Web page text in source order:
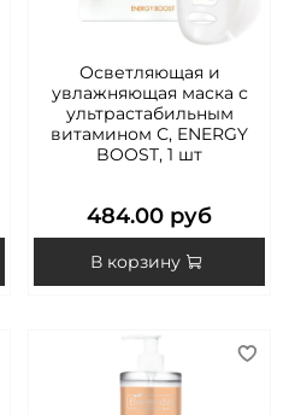
Осветляющая и
увлажняющая маска с
ультрастабильным
витамином С, ENERGY
BOOST, 1 шт
484.00 руб
В корзину